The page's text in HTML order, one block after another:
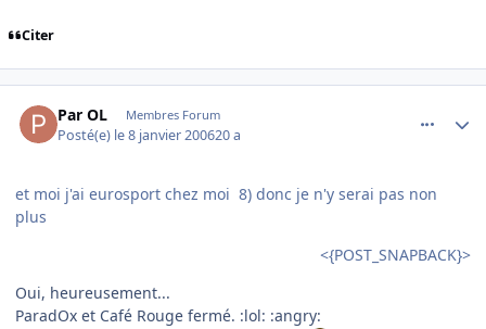
Citer
Par OL Membres Forum
Posté(e) le 8 janvier 200620 a
et moi j'ai eurosport chez moi 8) donc je n'y serai pas non
plus
<{POST_SNAPBACK}>
Oui, heureusement...
ParadOx et Café Rouge fermé. :lol: :angry: